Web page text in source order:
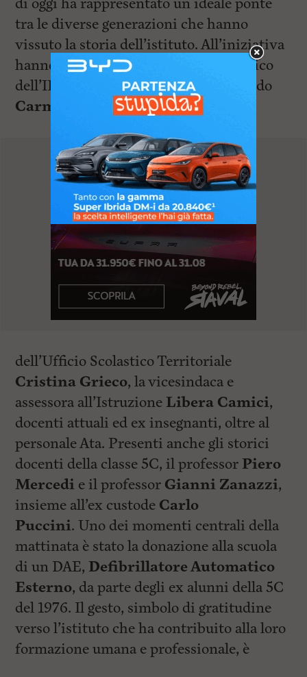
tra le diverse generazioni che hanno
vissuto la storia dell’istituto. All’iniziativa
hanno partecipato il dirigente scolastico
dell’IIS Buontalenti-Cappellini-Orlando
Carmine Villani, la dirigente
dell’Ufficio Scolastico Territoriale
Cristina Grieco, la vicesindaca e
assessora all’Istruzione Libera Camici,
docenti attuali ed ex insegnanti, oltre al
personale Ata. Presenti anche gli storici
docenti della classe 5C, il professor Piero
Mercedi e il professor Gianni Zanazzi,
insieme all’ex custode Carlo
Puccini. Uno dei momenti centrali della
mattinata è stato la donazione alla scuola
di un DAE, Defibrillatore Automatico
Esterno, da parte degli ex alunni della 5C
del 1976. Il gesto, simbolo di gratitudine
verso l’istituto che ha contribuito alla loro
formazione umana e professionale, è